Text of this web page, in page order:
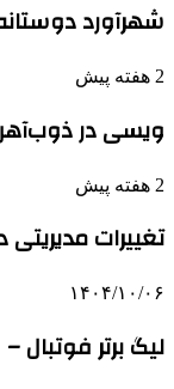
شهرآورد
2 هفته پیش
ویسی در
2 هفته پیش
تغییرات
۱۴۰۴/۱۰/۰۶
لیگ برتر فوتبال